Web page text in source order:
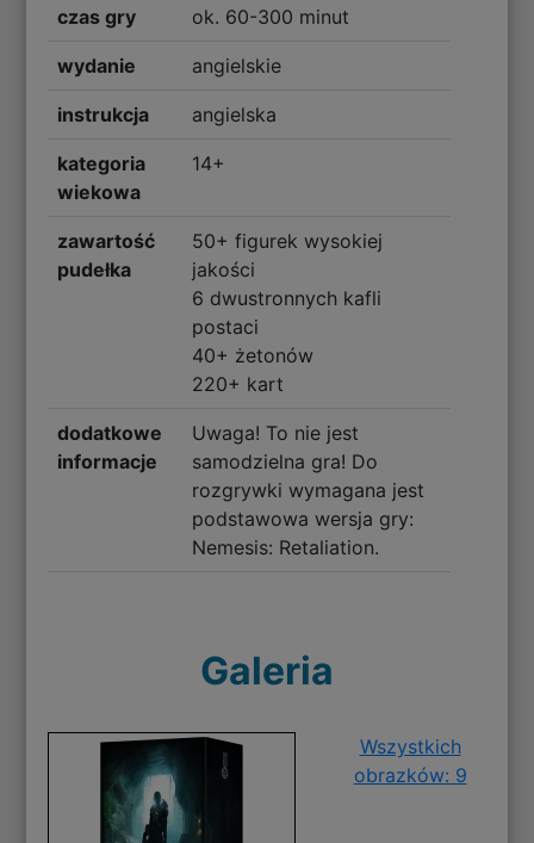
czas gry ok. 60-300 minut
wydanie angielskie
instrukcja angielska
kategoria
wiekowa
14+
zawartość
pudełka
50+ figurek wysokiej
jakości
6 dwustronnych kafli
postaci
40+ żetonów
220+ kart
dodatkowe
informacje
Uwaga! To nie jest
samodzielna gra! Do
rozgrywki wymagana jest
podstawowa wersja gry:
Nemesis: Retaliation.
Galeria
Wszystkich
obrazków: 9